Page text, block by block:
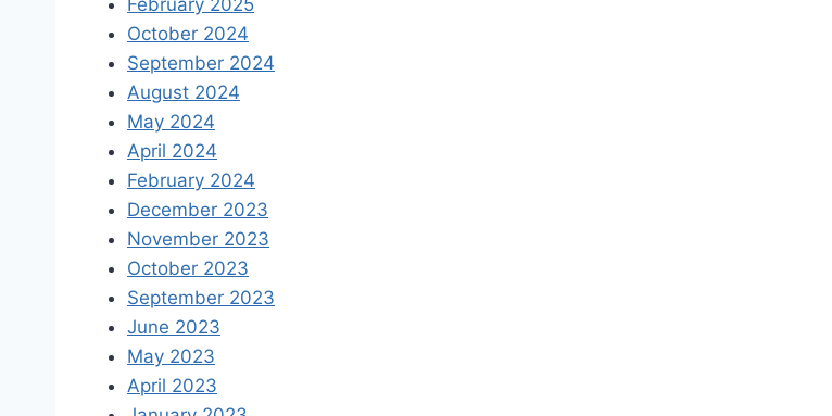
February 2025
October 2024
September 2024
August 2024
May 2024
April 2024
February 2024
December 2023
November 2023
October 2023
September 2023
June 2023
May 2023
April 2023